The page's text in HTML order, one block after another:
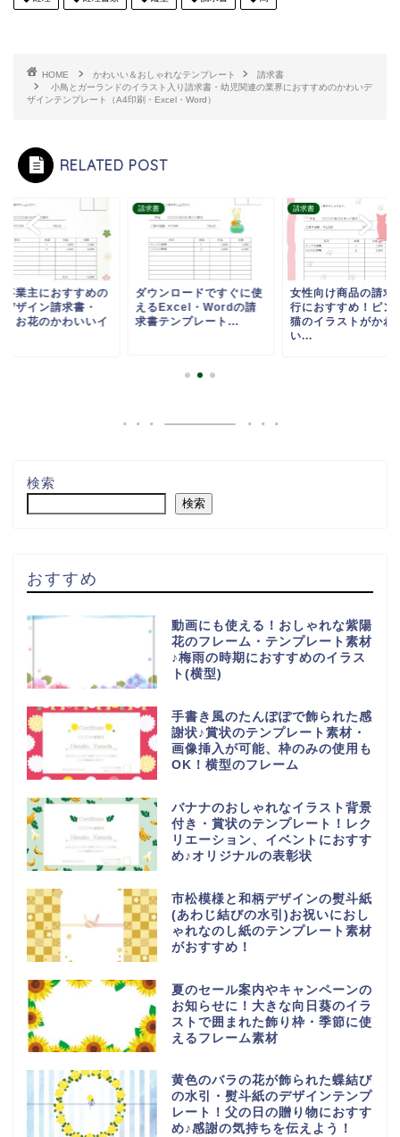
HOME かわいい＆おしゃれなテンプレート
請求書
小鳥とガーランドのイラスト入り請求書・幼児関連の業界におすすめのかわいデ
ザインテンプレート（A4印刷・Excel・Word）
RELATED POST
事業主におすすめの
デザイン請求書・
とお花のかわいいイ
請求書
ダウンロードですぐに使
えるExcel・Wordの請
求書テンプレート...
請求書
女性向け商品の請求
行におすすめ！ピン
猫のイラストがかわ
い...
検索
検索
おすすめ
動画にも使える！おしゃれな紫陽
花のフレーム・テンプレート素材
♪梅雨の時期におすすめのイラス
ト(横型)
手書き風のたんぽぽで飾られた感
謝状♪賞状のテンプレート素材・
画像挿入が可能、枠のみの使用も
OK！横型のフレーム
バナナのおしゃれなイラスト背景
付き・賞状のテンプレート！レク
リエーション、イベントにおすす
め♪オリジナルの表彰状
市松模様と和柄デザインの熨斗紙
(あわじ結びの水引)お祝いにおし
ゃれなのし紙のテンプレート素材
がおすすめ！
夏のセール案内やキャンペーンの
お知らせに！大きな向日葵のイラ
ストで囲まれた飾り枠・季節に使
えるフレーム素材
黄色のバラの花が飾られた蝶結び
の水引・熨斗紙のデザインテンプ
レート！父の日の贈り物におすす
め♪感謝の気持ちを伝えよう！